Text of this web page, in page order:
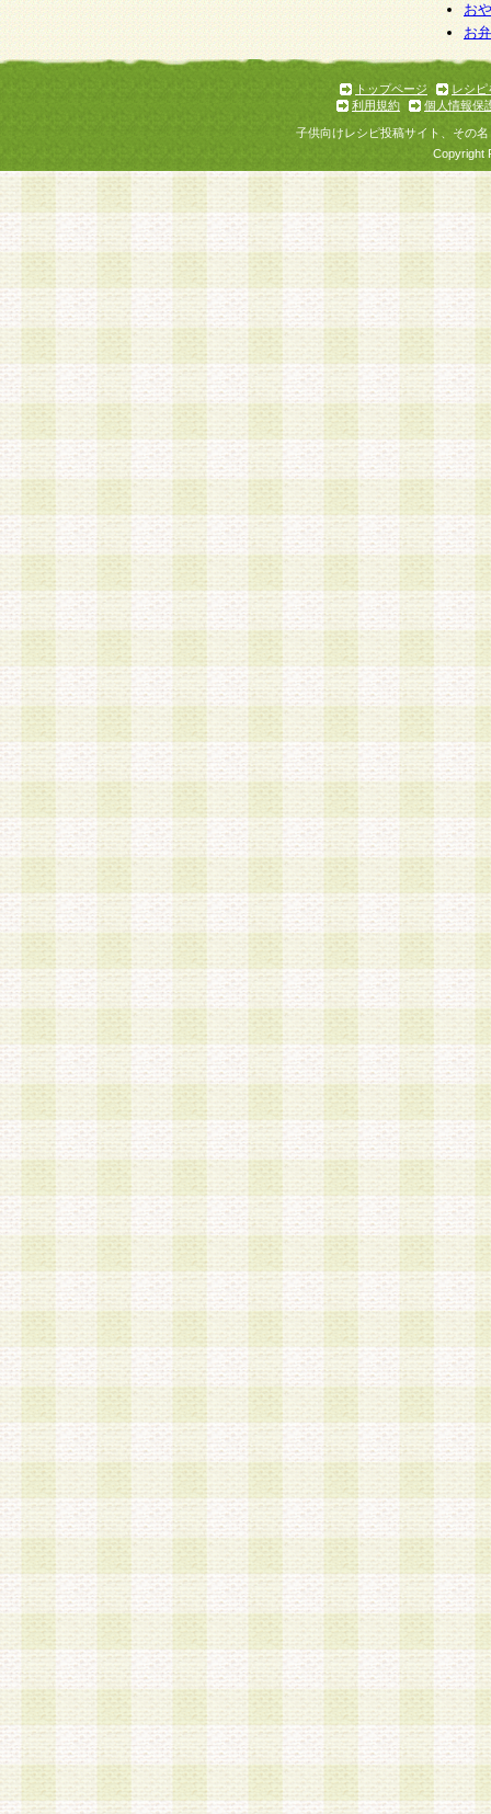
お
お
トップページ
レシピ
利用規約
個人情報保
子供向けレシピ投稿サイト、その
Copyright